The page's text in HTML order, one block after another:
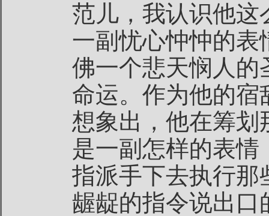
范儿，我认识他这
一副忧心忡忡的表
佛一个悲天悯人的
命运。作为他的宿
想象出，他在筹划
是一副怎样的表
指派手下去执行那
龌龊的指令说出口